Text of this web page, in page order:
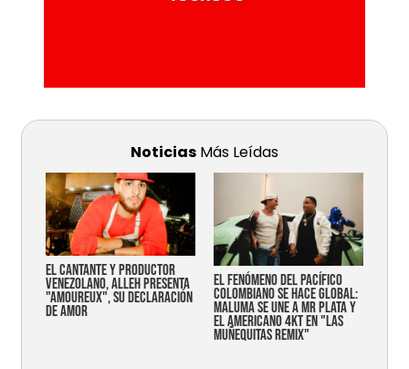
Noticias Más Leídas
EL CANTANTE Y PRODUCTOR
VENEZOLANO, ALLEH PRESENTA
"AMOUREUX", SU DECLARACIÓN
DE AMOR
EL FENÓMENO DEL PACÍFICO
COLOMBIANO SE HACE GLOBAL:
MALUMA SE UNE A MR PLATA Y
EL AMERICANO 4KT EN "LAS
MUÑEQUITAS REMIX"